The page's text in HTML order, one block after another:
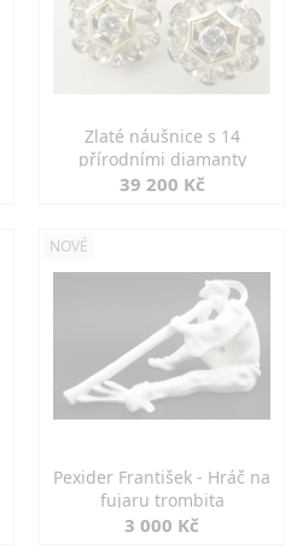
Zlaté náušnice s 14
přírodními diamanty
39 200 Kč
NOVÉ
Pexider František - Hráč na
fujaru trombita
3 000 Kč